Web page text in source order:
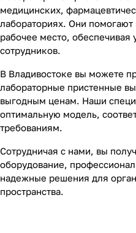
медицинских,
лабораториях. Они помогают
рабочее место, обеспечивая
сотрудников.
В Владивостоке вы можете
лабораторные пристенные
выгодным ценам. Наши
оптимальную модель,
требованиям.
Сотрудничая с нами, вы
оборудование,
надежные решения для
пространства.